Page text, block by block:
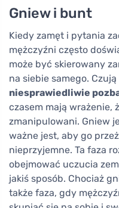
Gniew i bunt
Kiedy zamęt i pytania
mężczyźni często
może być skierowany
na siebie samego. Czują
niesprawiedliwie
czasem mają wrażenie,
zmanipulowani. Gniew
ważne jest, aby go
nieprzyjemne. Ta faza
obejmować uczucia
jakiś sposób. Chociaż
także faza, gdy